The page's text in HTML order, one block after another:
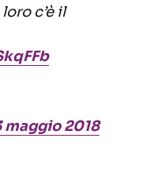
loro c’è il
maggio 2018